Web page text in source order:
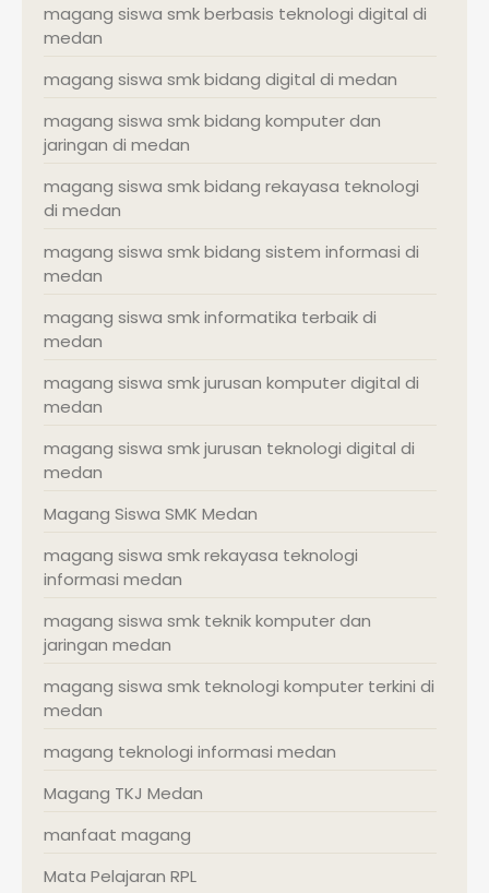
magang siswa smk berbasis teknologi digital di
medan
magang siswa smk bidang digital di medan
magang siswa smk bidang komputer dan
jaringan di medan
magang siswa smk bidang rekayasa teknologi
di medan
magang siswa smk bidang sistem informasi di
medan
magang siswa smk informatika terbaik di
medan
magang siswa smk jurusan komputer digital di
medan
magang siswa smk jurusan teknologi digital di
medan
Magang Siswa SMK Medan
magang siswa smk rekayasa teknologi
informasi medan
magang siswa smk teknik komputer dan
jaringan medan
magang siswa smk teknologi komputer terkini di
medan
magang teknologi informasi medan
Magang TKJ Medan
manfaat magang
Mata Pelajaran RPL